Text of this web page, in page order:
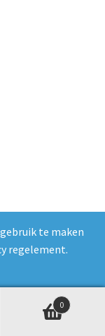
0
te maken
regelement.